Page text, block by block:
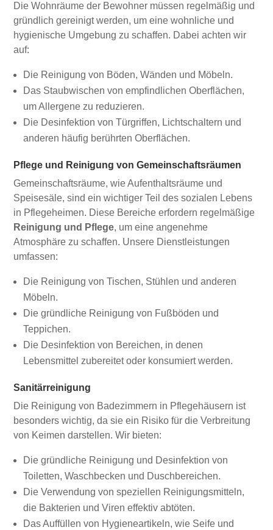
Die Wohnräume der Bewohner müssen regelmäßig und
gründlich gereinigt werden, um eine wohnliche und
hygienische Umgebung zu schaffen. Dabei achten wir
auf:
Die Reinigung von Böden, Wänden und Möbeln.
Das Staubwischen von empfindlichen Oberflächen,
um Allergene zu reduzieren.
Die Desinfektion von Türgriffen, Lichtschaltern und
anderen häufig berührten Oberflächen.
Pflege und Reinigung von Gemeinschaftsräumen
Gemeinschaftsräume, wie Aufenthaltsräume und
Speisesäle, sind ein wichtiger Teil des sozialen Lebens
in Pflegeheimen. Diese Bereiche erfordern regelmäßige
Reinigung und Pflege, um eine angenehme
Atmosphäre zu schaffen. Unsere Dienstleistungen
umfassen:
Die Reinigung von Tischen, Stühlen und anderen
Möbeln.
Die gründliche Reinigung von Fußböden und
Teppichen.
Die Desinfektion von Bereichen, in denen
Lebensmittel zubereitet oder konsumiert werden.
Sanitärreinigung
Die Reinigung von Badezimmern in Pflegehäusern ist
besonders wichtig, da sie ein Risiko für die Verbreitung
von Keimen darstellen. Wir bieten:
Die gründliche Reinigung und Desinfektion von
Toiletten, Waschbecken und Duschbereichen.
Die Verwendung von speziellen Reinigungsmitteln,
die Bakterien und Viren effektiv abtöten.
Das Auffüllen von Hygieneartikeln, wie Seife und